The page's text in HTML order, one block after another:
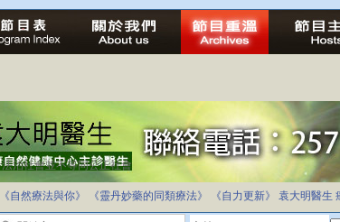
法治社會並不等同公正社會
自家教育合法化-推動多元化教育，全民學卷制
《自然療法與你》
《靈丹妙藥的同類療法》 《自力更新》 袁大明醫生